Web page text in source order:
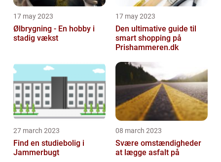
17 may 2023
Ølbrygning - En hobby i
stadig vækst
17 may 2023
Den ultimative guide til
smart shopping på
Prishammeren.dk
27 march 2023
Find en studiebolig i
Jammerbugt
08 march 2023
Svære omstændigheder
at lægge asfalt på